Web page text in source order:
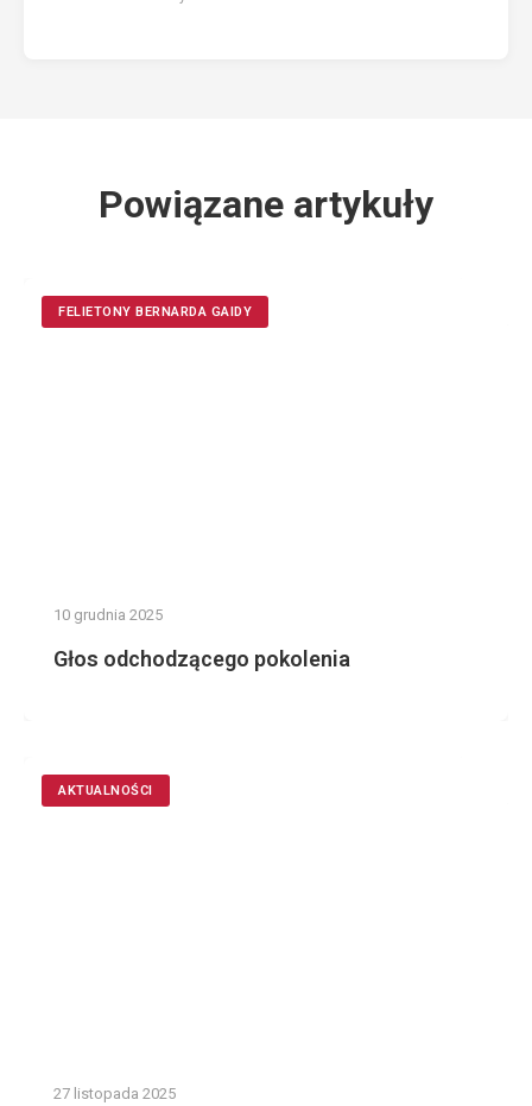
Powiązane artykuły
FELIETONY BERNARDA GAIDY
10 grudnia 2025
Głos odchodzącego pokolenia
AKTUALNOŚCI
27 listopada 2025